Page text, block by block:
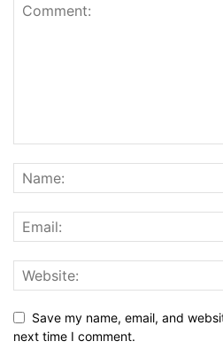
Save my name, email, and
next time I comment.